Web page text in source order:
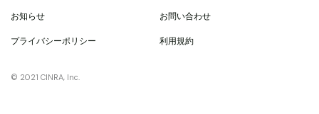
お知らせ お問い合わせ
プライバシーポリシー 利用規約
© 2021 CINRA, Inc.